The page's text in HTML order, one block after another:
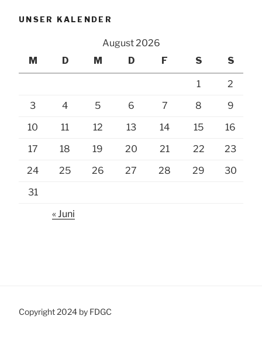
UNSER KALENDER
August 2026
M
D M D F S S
1
2
3
4 5 6 7 8
9
10
11 12 13 14 15
16
17
18 19 20 21 22
23
24
25 26 27 28 29
30
31
« Juni
Copyright 2024 by FDGC